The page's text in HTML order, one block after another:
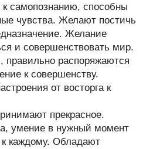
самопознанию, способны
чувства. Желают постичь
Желание
и совершенствовать мир.
правильно распоряжаются
к совершенству.
от восторга к
прекрасное.
умение в нужный момент
каждому. Обладают